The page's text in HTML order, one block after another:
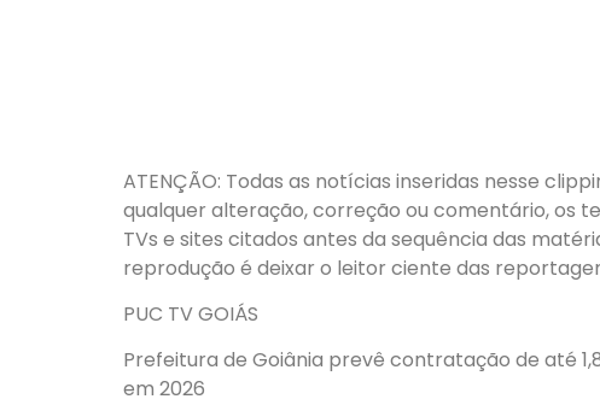
ATENÇÃO: Todas as notícias inseridas nesse
qualquer alteração, correção ou comentário, os
TVs e sites citados antes da sequência das
reprodução é deixar o leitor ciente das
PUC TV GOIÁS
Prefeitura de Goiânia prevê contratação de até
em 2026